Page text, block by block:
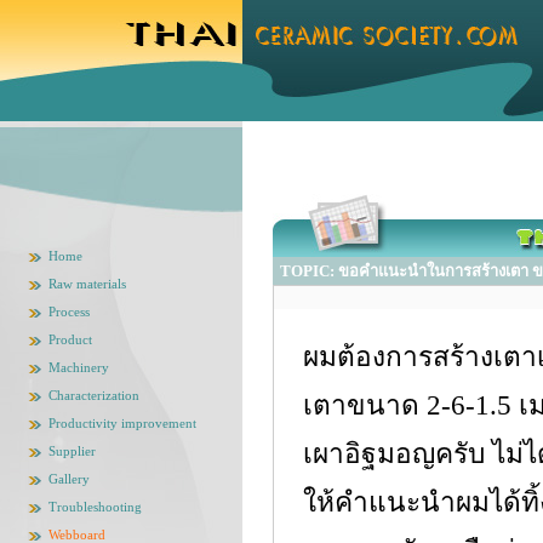
Home
Raw materials
Process
Product
Machinery
Characterization
Productivity improvement
Supplier
Gallery
Troubleshooting
Webboard
TOPIC: ขอคำแนะนำในการสร้างเตา
ผมต้องการสร้างเต
เตาขนาด 2-6-1.5
เผาอิฐมอญครับ ไม่
ให้คำแนะนำผมได้